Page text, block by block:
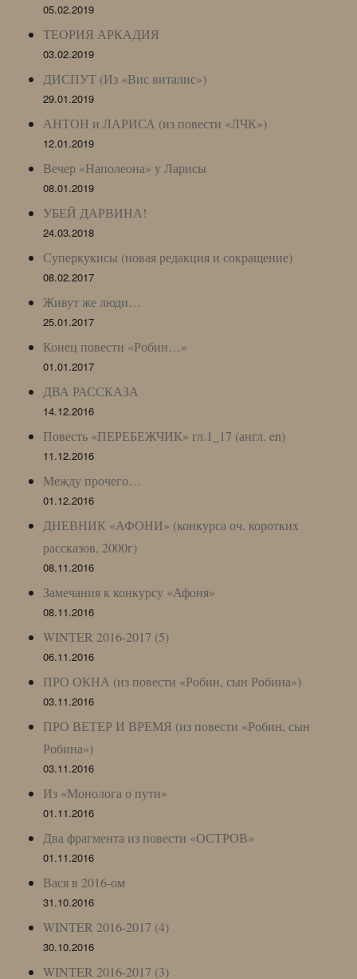
05.02.2019
ТЕОРИЯ АРКАДИЯ
03.02.2019
ДИСПУТ (Из «Вис виталис»)
29.01.2019
АНТОН и ЛАРИСА (из повести «ЛЧК»)
12.01.2019
Вечер «Наполеона» у Ларисы
08.01.2019
УБЕЙ ДАРВИНА!
24.03.2018
Суперкукисы (новая редакция и сокращение)
08.02.2017
Живут же люди…
25.01.2017
Конец повести «Робин…»
01.01.2017
ДВА РАССКАЗА
14.12.2016
Повесть «ПЕРЕБЕЖЧИК» гл.1_17 (англ. en)
11.12.2016
Между прочего…
01.12.2016
ДНЕВНИК «АФОНИ» (конкурса оч. коротких
рассказов, 2000г)
08.11.2016
Замечания к конкурсу «Афоня»
08.11.2016
WINTER 2016-2017 (5)
06.11.2016
ПРО ОКНА (из повести «Робин, сын Робина»)
03.11.2016
ПРО ВЕТЕР И ВРЕМЯ (из повести «Робин, сын
Робина»)
03.11.2016
Из «Монолога о пути»
01.11.2016
Два фрагмента из повести «ОСТРОВ»
01.11.2016
Вася в 2016-ом
31.10.2016
WINTER 2016-2017 (4)
30.10.2016
WINTER 2016-2017 (3)